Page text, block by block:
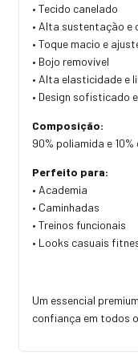
• Tecido canelado
• Alta sustentação e
• Toque macio e
• Bojo removível
• Alta elasticidade e
• Design sofisticado
Composição:
90% poliamida e
Perfeito para:
• Academia
• Caminhadas
• Treinos funcionais
• Looks casuais
Um essencial
confiança em todos